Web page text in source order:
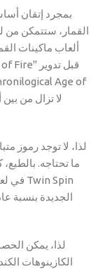
بمجرد إتقان
القمار، ستتمكن من
ألعاب ماكينات
لذا، لا توجد رموز
ما تحتاجه.
لذا، يمكن
الكازينوهات